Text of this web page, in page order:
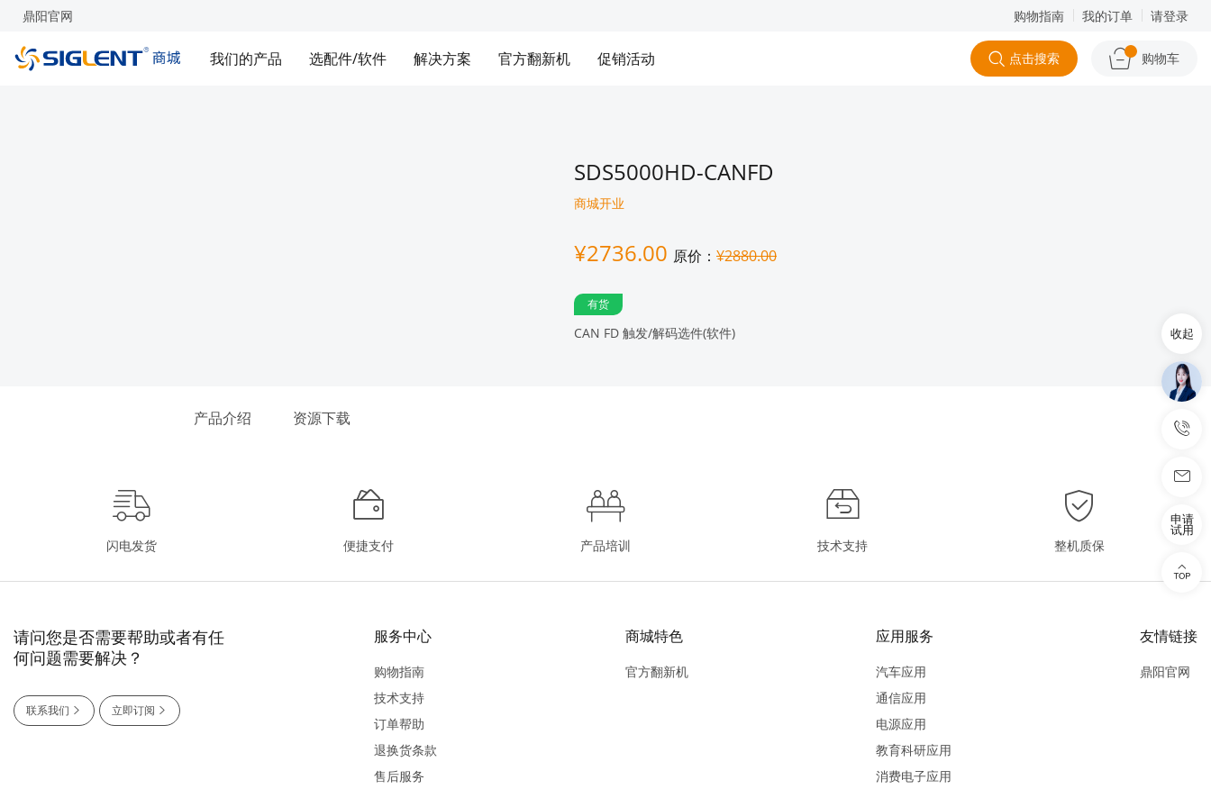
鼎阳官网 购物指南 我的订单 请登录
我们的产品 选配件/软件 解决方案 官方翻新机 促销活动 点击搜索 购物车
SDS5000HD-CANFD
商城开业
¥2736.00 原价： ¥2880.00
有货
CAN FD 触发/解码选件(软件)
产品介绍 资源下载
闪电发货 便捷支付 产品培训 技术支持 整机质保
请问您是否需要帮助或者有任
何问题需要解决？
联系我们 立即订阅
服务中心
购物指南
技术支持
订单帮助
退换货条款
售后服务
商城特色
官方翻新机
应用服务
汽车应用
通信应用
电源应用
教育科研应用
消费电子应用
友情链接
鼎阳官网
收起
申请
试用